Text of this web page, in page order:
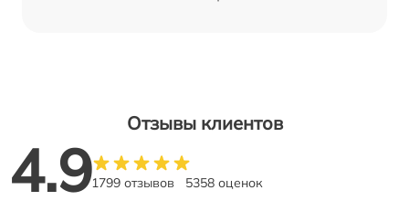
Отзывы клиентов
4.91799 отзывов 5358 оценок